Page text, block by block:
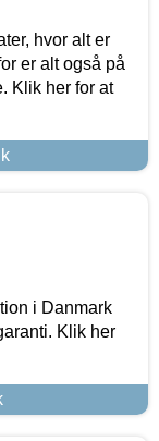
hvor alt er
er alt også på
Klik her for at
i Danmark
Klik her